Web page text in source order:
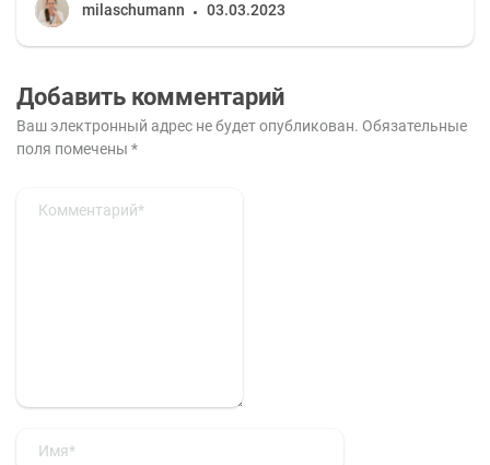
milaschumann 03.03.2023
Добавить комментарий
Ваш электронный адрес не будет опубликован. Обязательные
поля помечены *